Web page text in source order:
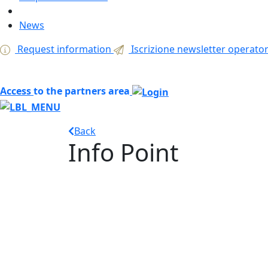
News
Request information
Iscrizione newsletter
Accessto the partners area
Back
Info Point